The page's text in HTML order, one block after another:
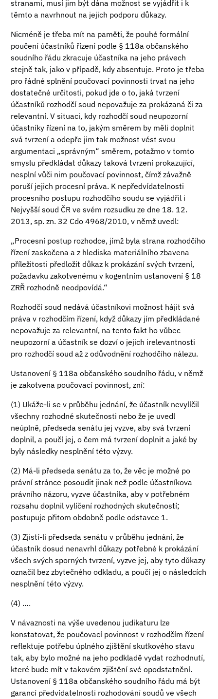
stranami, musí jim být dána možnost se vyjádřit i k
těmto a navrhnout na jejich podporu důkazy.
Nicméně je třeba mít na paměti, že pouhé formální
poučení účastníků řízení podle § 118a občanského
soudního řádu zkracuje účastníka na jeho právech
stejně tak, jako v případě, kdy absentuje. Proto je třeba
pro řádné splnění poučovací povinnosti trvat na jeho
dostatečné určitosti, pokud jde o to, jaká tvrzení
účastníků rozhodčí soud nepovažuje za prokázaná či za
relevantní. V situaci, kdy rozhodčí soud neupozorní
účastníky řízení na to, jakým směrem by měli doplnit
svá tvrzení a odepře jim tak možnost vést svou
argumentaci „správným“ směrem, potažmo v tomto
smyslu předkládat důkazy taková tvrzení prokazující,
nesplní vůči nim poučovací povinnost, čímž závažně
poruší jejich procesní práva. K nepředvídatelnosti
procesního postupu rozhodčího soudu se vyjádřil i
Nejvyšší soud ČR ve svém rozsudku ze dne 18. 12.
2013, sp. zn. 32 Cdo 4968/2010, v němž uvedl:
„Procesní postup rozhodce, jímž byla strana rozhodčího
řízení zaskočena a z hlediska materiálního zbavena
příležitosti předložit důkaz k prokázání svých tvrzení,
požadavku zakotvenému v kogentním ustanovení § 18
ZRŘ rozhodně neodpovídá.“
Rozhodčí soud nedává účastníkovi možnost hájit svá
práva v rozhodčím řízení, když důkazy jím předkládané
nepovažuje za relevantní, na tento fakt ho vůbec
neupozorní a účastník se dozví o jejich irelevantnosti
pro rozhodčí soud až z odůvodnění rozhodčího nálezu.
Ustanovení § 118a občanského soudního řádu, v němž
je zakotvena poučovací povinnost, zní:
(1) Ukáže-li se v průběhu jednání, že účastník nevylíčil
všechny rozhodné skutečnosti nebo že je uvedl
neúplně, předseda senátu jej vyzve, aby svá tvrzení
doplnil, a poučí jej, o čem má tvrzení doplnit a jaké by
byly následky nesplnění této výzvy.
(2) Má-li předseda senátu za to, že věc je možné po
právní stránce posoudit jinak než podle účastníkova
právního názoru, vyzve účastníka, aby v potřebném
rozsahu doplnil vylíčení rozhodných skutečností;
postupuje přitom obdobně podle odstavce 1.
(3) Zjistí-li předseda senátu v průběhu jednání, že
účastník dosud nenavrhl důkazy potřebné k prokázání
všech svých sporných tvrzení, vyzve jej, aby tyto důkazy
označil bez zbytečného odkladu, a poučí jej o následcích
nesplnění této výzvy.
(4) ….
V návaznosti na výše uvedenou judikaturu lze
konstatovat, že poučovací povinnost v rozhodčím řízení
reflektuje potřebu úplného zjištění skutkového stavu
tak, aby bylo možné na jeho podkladě vydat rozhodnutí,
které bude mít v takovém zjištění své opodstatnění.
Ustanovení § 118a občanského soudního řádu má být
garancí předvídatelnosti rozhodování soudů ve všech